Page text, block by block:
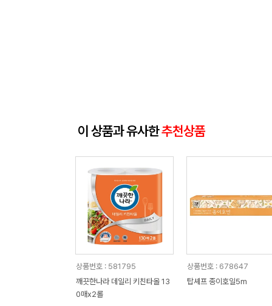
이 상품과 유사한추천상품
상품번호 : 581795
깨끗한나라 데일리 키친타올 13
0매x2롤
상품번호 : 678647
탑셰프 종이호일5m